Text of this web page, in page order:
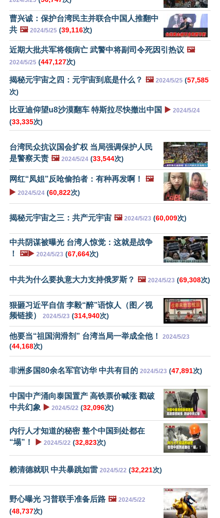
曹兴诚：保护台湾民主并联合中国人推翻中
共 🖼️ 2024/5/25 (39,116次)
近期大批共军将领病亡 武警中将副司令死因引热议 🖼️
2024/5/25 (447,127次)
揭秘元宇宙之四：元宇宙到底是什么？ 🖼️ 2024/5/25 (57,585
次)
比亚迪仰望u8沙漠翻车 特斯拉尽快撤出中国 ▶️ 2024/5/24
(33,335次)
台湾民众抗议国会扩权 当局强调保护人民
是警察天责 🖼️ 2024/5/24 (33,544次)
网红“凤姐”反呛偷拍者：有种再发啊！
🖼️
▶️ 2024/5/24 (60,822次)
揭秘元宇宙之三：共产元宇宙 🖼️ 2024/5/23 (60,009次)
中共阴谋被曝光 台湾人惊觉：这就是战争
！
🖼️▶️ 2024/5/23 (67,664次)
中共为什么要执意大力支持俄罗斯？ 🖼️ 2024/5/23 (69,308次)
狠砸习近平自信 李毅“醉”语惊人（图／视
频链接）
2024/5/23 (314,940次)
他要当“祖国润滑剂” 台湾当局一举成全他！ 2024/5/23
(44,168次)
非洲多国80余名军官访华 中共有目的 2024/5/23 (47,891次)
中国中产涌向泰国置产 高铁票价喊涨 戳破
中共幻象 ▶️ 2024/5/22 (32,096次)
内行人才知道的秘密 整个中国到处都在
“塌”！
▶️ 2024/5/22 (32,823次)
赖清德就职 中共暴跳如雷 2024/5/22 (32,221次)
野心曝光 习普联手准备后路 🖼️ 2024/5/22
(48,737次)